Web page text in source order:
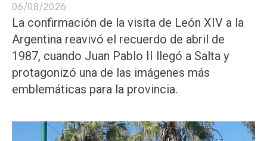
06/08/2026
La confirmación de la visita de León XIV a la
Argentina reavivó el recuerdo de abril de
1987, cuando Juan Pablo II llegó a Salta y
protagonizó una de las imágenes más
emblemáticas para la provincia.